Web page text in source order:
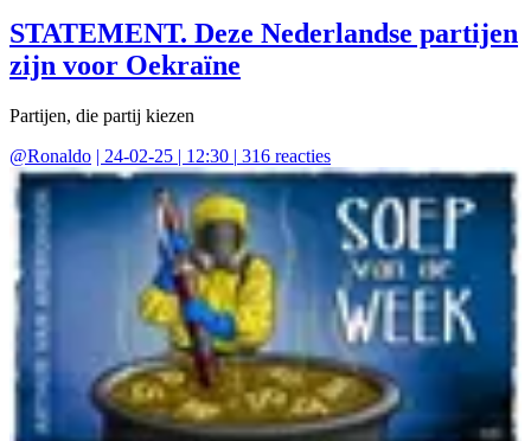
STATEMENT. Deze Nederlandse partijen
zijn voor Oekraïne
Partijen, die partij kiezen
@Ronaldo | 24-02-25 | 12:30 | 316 reacties